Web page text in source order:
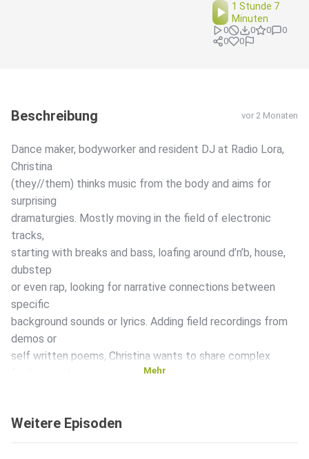
1 Stunde 7
Minuten
0 0 0
0
0
0
Beschreibung vor 2 Monaten
Dance maker, bodyworker and resident DJ at Radio Lora,
Christina
(they//them) thinks music from the body and aims for
surprising
dramaturgies. Mostly moving in the field of electronic
tracks,
starting with breaks and bass, loafing around d’n’b, house,
dubstep
or even rap, looking for narrative connections between
specific
background sounds or lyrics. Adding field recordings from
demos or
self written poems, Christina wants to share complex
Mehr
Weitere Episoden